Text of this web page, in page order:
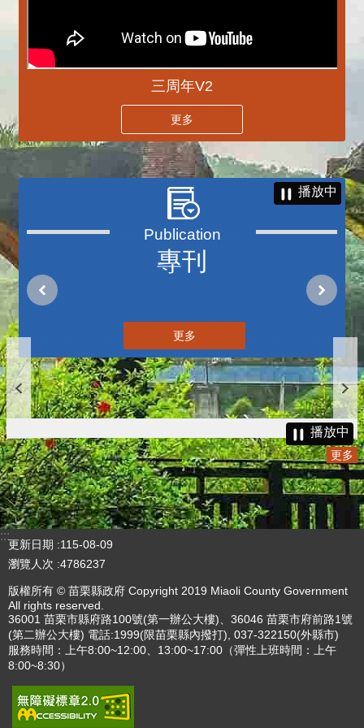
三周年V2
更多
專刊
播放中
更多
播放中
更多
:::
更新日期
115-08-09
瀏覽人次 4786237
版權所有 © 苗栗縣政府 Copyright 2019 Miaoli County Government
All rights reserved.
36001 苗栗市縣府路100號(第一辦公大樓)、36046 苗栗市府前路1號
(第二辦公大樓) 電話:1999(限苗栗縣內撥打), 037-322150(外縣市)
服務時間：上午8:00~12:00、13:00~17:00（彈性上班時間：上午
8:00~8:30）